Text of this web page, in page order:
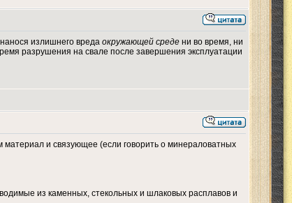
излишнего вреда окружающей среде ни во время, ни
разрушения на свале после завершения эксплуатации
материал и связующее (если говорить о минераловатных
из каменных, стекольных и шлаковых расплавов и